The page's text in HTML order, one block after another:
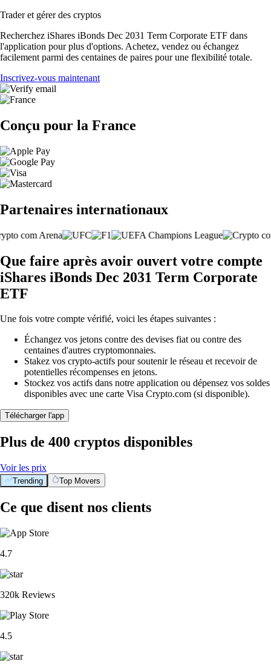
Trader et gérer des cryptos
Recherchez iShares iBonds Dec 2031 Term Corporate ETF dans
l'application pour plus d'options. Achetez, vendez ou échangez
facilement parmi des centaines de paires pour une flexibilité totale.
Inscrivez-vous maintenant
Conçu pour la France
Partenaires internationaux
Que faire après avoir ouvert votre compte
iShares iBonds Dec 2031 Term Corporate
ETF
Une fois votre compte vérifié, voici les étapes suivantes :
Échangez vos jetons contre des devises fiat ou contre des
centaines d'autres cryptomonnaies.
Stakez vos crypto-actifs pour soutenir le réseau et recevoir de
potentielles récompenses en jetons.
Stockez vos actifs dans notre application ou dépensez vos soldes
disponibles avec une carte Visa Crypto.com (si disponible).
Télécharger l'app
Plus de 400 cryptos disponibles
Voir les prix
Trending Top Movers
Ce que disent nos clients
4.7
320k Reviews
4.5